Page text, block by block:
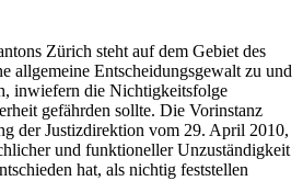
Zürich steht auf dem Gebiet des
allgemeine Entscheidungsgewalt zu und
inwiefern die Nichtigkeitsfolge
gefährden sollte. Die Vorinstanz
der Justizdirektion vom 29. April 2010,
und funktioneller Unzuständigkeit
hat, als nichtig feststellen